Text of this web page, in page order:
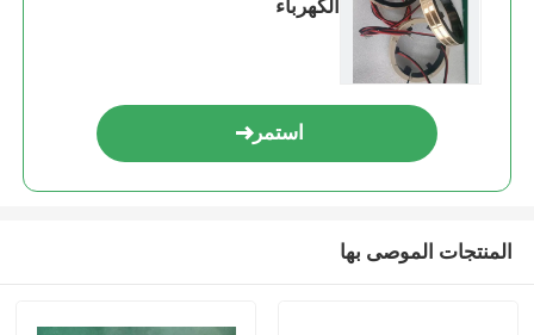
الكهرباء
استمر
المنتجات الموصى بها